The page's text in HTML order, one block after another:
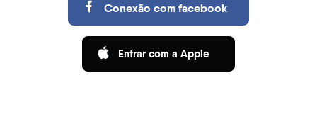
Conexão com facebook
Entrar com a Apple